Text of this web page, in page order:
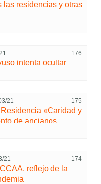
las residencias y otras
176
intenta ocultar
21 175
«Caridad y
de ancianos
21 174
reflejo de la